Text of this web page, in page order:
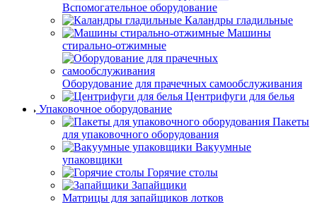
Вспомогательное оборудование
Каландры гладильные
Машины
стирально-отжимные
Оборудование для прачечных самообслуживания
Центрифуги для белья
Упаковочное оборудование
Пакеты
для упаковочного оборудования
Вакуумные
упаковщики
Горячие столы
Запайщики
Матрицы для запайщиков лотков